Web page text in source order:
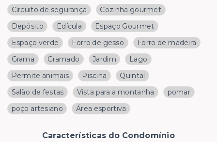
Circuito de segurança
Cozinha gourmet
Depósito
Edícula
Espaço Gourmet
Espaço verde
Forro de gesso
Forro de madeira
Grama
Gramado Jardim
Lago
Permite animais
Piscina
Quintal
Salão de festas
Vista para a montanha
pomar
poço artesiano
Área esportiva
Características do Condomínio